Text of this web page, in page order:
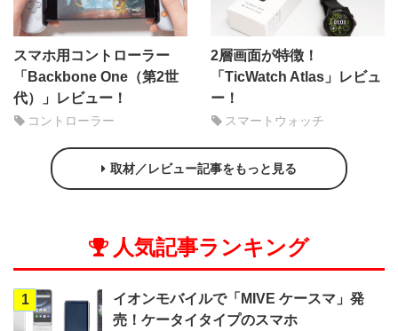
スマホ用コントローラー
「Backbone One（第2世
代）」レビュー！
コントローラー
2層画面が特徴！
「TicWatch Atlas」レビュ
ー！
スマートウォッチ
取材／レビュー記事をもっと見る
人気記事ランキング
1
イオンモバイルで「MIVE ケースマ」発
売！ケータイタイプのスマホ